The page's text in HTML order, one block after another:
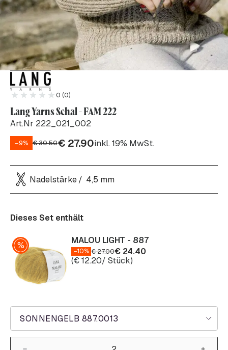
0 (0)
Lang Yarns Schal - FAM 222
Art.Nr 222_021_002
–9% €30.50€ 27.90inkl. 19% MwSt.
Nadelstärke 4,5 mm
Dieses Set enthält
SONNENGELB 887.0013
MALOU LIGHT - 887
–10% €27.00€ 24.40
(€12.20/ Stück)